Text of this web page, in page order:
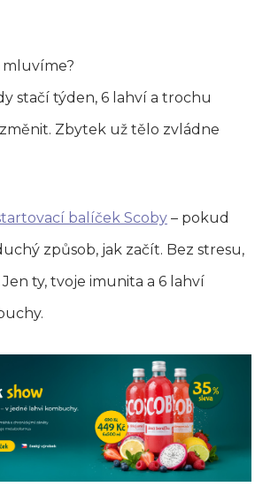
mluvíme?
stačí týden, 6 lahví a trochu
Zbytek už tělo zvládne
balíček Scoby – pokud
způsob, jak začít. Bez stresu,
ty, tvoje imunita a 6 lahví